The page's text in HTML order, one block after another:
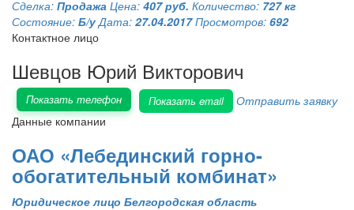
Сделка: Продажа Цена: 407 руб. Количество: 727 кг
Состояние: Б/у Дата: 27.04.2017 Просмотров: 692
Контактное лицо
Шевцов Юрий Викторович
Показать телефон Показать email
Отправить заявку
Данные компании
ОАО «Лебединский горно-
обогатительный комбинат»
Юридическое лицо Белгородская область